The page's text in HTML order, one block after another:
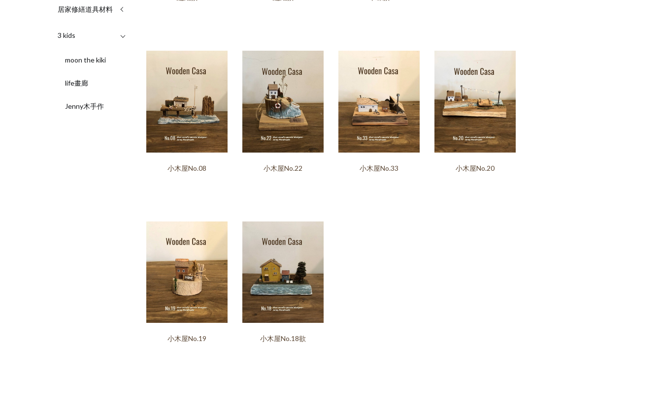
居家修繕道具材料
3 kids
moon the kiki
life畫廊
Jenny木手作
小木屋No.08 小木屋No.22 小木屋No.33 小木屋No.20
小木屋No.19 小木屋No.18欲